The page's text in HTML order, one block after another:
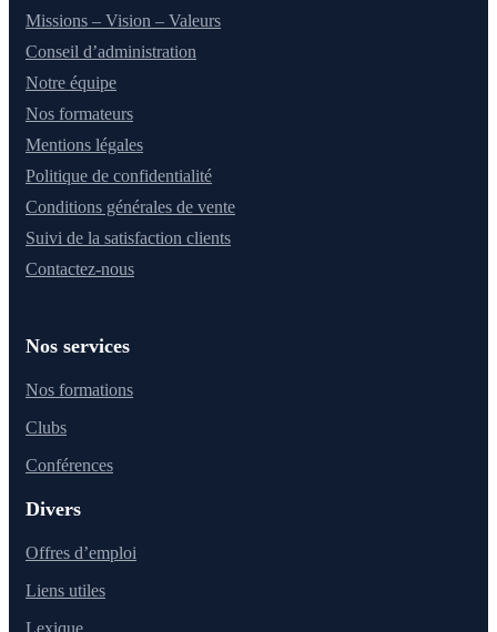
Missions – Vision – Valeurs
Conseil d’administration
Notre équipe
Nos formateurs
Mentions légales
Politique de confidentialité
Conditions générales de vente
Suivi de la satisfaction clients
Contactez-nous
Nos services
Nos formations
Clubs
Conférences
Divers
Offres d’emploi
Liens utiles
Lexique